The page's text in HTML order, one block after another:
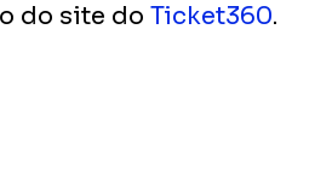
do site do Ticket360.